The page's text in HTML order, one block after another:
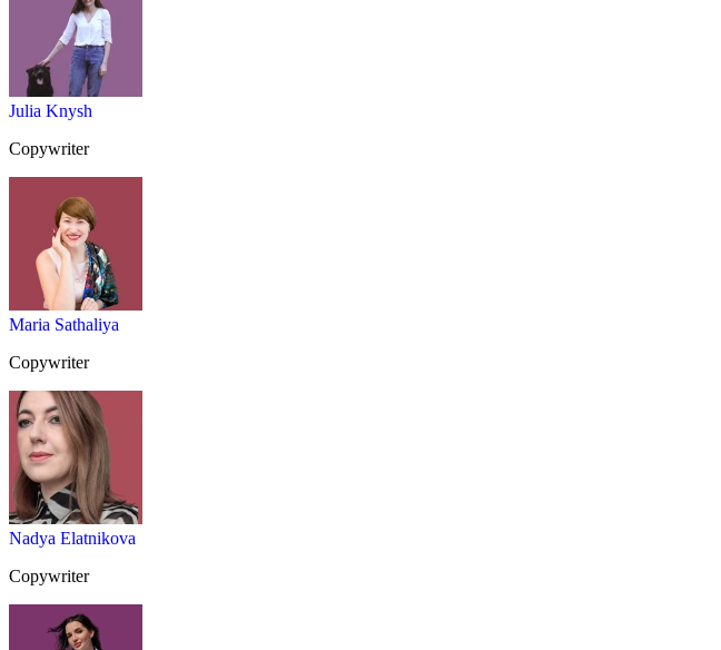
Julia Knysh
Copywriter
Maria Sathaliya
Copywriter
Nadya Elatnikova
Copywriter